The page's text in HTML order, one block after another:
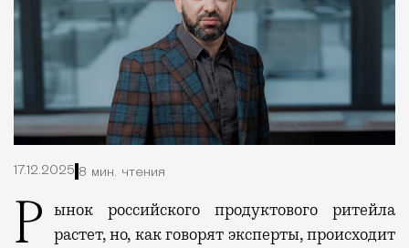
17.12.2025 8 мин. чтения
Рынок российского продуктового ритейла
растет, но, как говорят эксперты, происходит